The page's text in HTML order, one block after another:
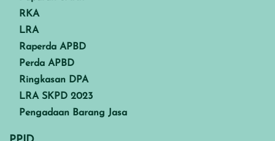
RKA
LRA
Raperda APBD
Perda APBD
Ringkasan DPA
LRA SKPD 2023
Pengadaan Barang Jasa